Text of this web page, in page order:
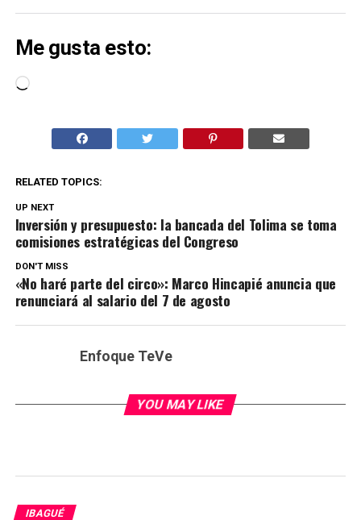
Me gusta esto:
Cargando...
RELATED TOPICS:
UP NEXT
Inversión y presupuesto: la bancada del Tolima se toma
comisiones estratégicas del Congreso
DON'T MISS
«No haré parte del circo»: Marco Hincapié anuncia que
renunciará al salario del 7 de agosto
Enfoque TeVe
YOU MAY LIKE
IBAGUÉ